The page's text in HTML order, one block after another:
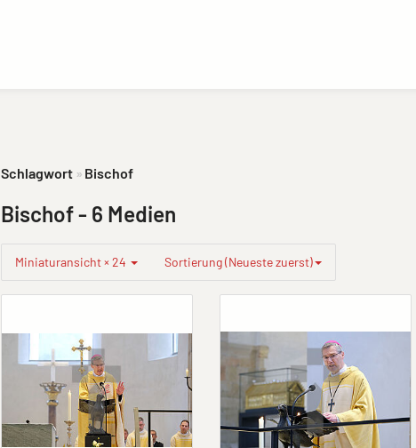
Schlagwort Bischof
Bischof- 6 Medien
Miniaturansicht × 24 Sortierung (Neueste zuerst)